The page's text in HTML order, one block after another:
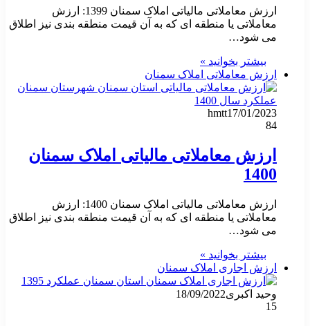
ارزش معاملاتی مالیاتی املاک سمنان 1399: ارزش
معاملاتی یا منطقه ای که به آن قیمت منطقه بندی نیز اطلاق
می شود…
بیشتر بخوانید »
ارزش معاملاتی املاک سمنان
hmtt17/01/2023
84
ارزش معاملاتی مالیاتی املاک سمنان
1400
ارزش معاملاتی مالیاتی املاک سمنان 1400: ارزش
معاملاتی یا منطقه ای که به آن قیمت منطقه بندی نیز اطلاق
می شود…
بیشتر بخوانید »
ارزش اجاری املاک سمنان
وحید اکبری18/09/2022
15